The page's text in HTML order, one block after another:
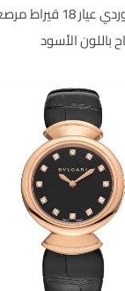
ساعة من الذهب
باللون الأسود